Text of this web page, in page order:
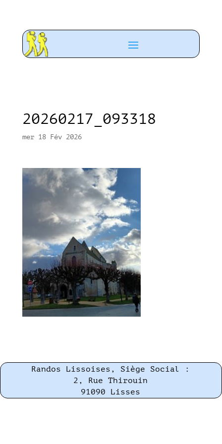
20260217_093318
mer 18 Fév 2026
Randos Lissoises, Siège Social :
2, Rue Thirouin
91090 Lisses